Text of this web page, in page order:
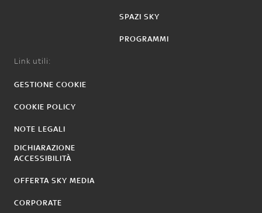
SPAZI SKY
PROGRAMMI
Link utili:
GESTIONE COOKIE
COOKIE POLICY
NOTE LEGALI
DICHIARAZIONE
ACCESSIBILITÀ
OFFERTA SKY MEDIA
CORPORATE